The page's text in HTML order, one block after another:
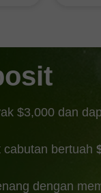
$3,000 dan
bertuah
dengan